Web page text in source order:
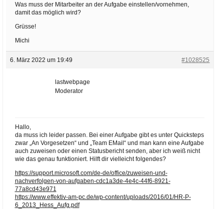
Was muss der Mitarbeiter an der Aufgabe einstellen/vornehmen,
damit das möglich wird?
Grüsse!
Michi
6. März 2022 um 19:49 #1028525
lastwebpage
Moderator
Hallo,
da muss ich leider passen. Bei einer Aufgabe gibt es unter Quicksteps
zwar „An Vorgesetzen“ und „Team EMail“ und man kann eine Aufgabe
auch zuweisen oder einen Statusbericht senden, aber ich weiß nicht
wie das genau funktioniert. Hilft dir vielleicht folgendes?
https://support.microsoft.com/de-de/office/zuweisen-und-
nachverfolgen-von-aufgaben-cdc1a3de-4e4c-44f6-8921-
77a8cd43e971
https://www.effektiv-am-pc.de/wp-content/uploads/2016/01/HR-P-
6_2013_Hess_Aufg.pdf